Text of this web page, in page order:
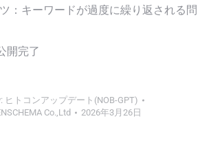
：キーワードが過度に繰り返される問
開完了
ヒトコンアップデート(NOB-GPT)
Co.,Ltd 2026年3月26日